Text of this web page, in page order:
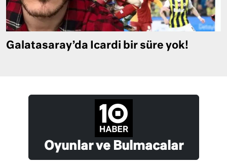
Galatasaray’da Icardi bir süre yok!
Oyunlar ve Bulmacalar